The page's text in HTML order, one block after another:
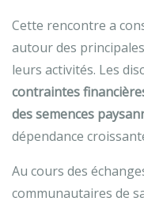
Cette rencontre a
autour des
leurs activités. Les
contraintes
des semences
dépendance
Au cours des
communautaires de